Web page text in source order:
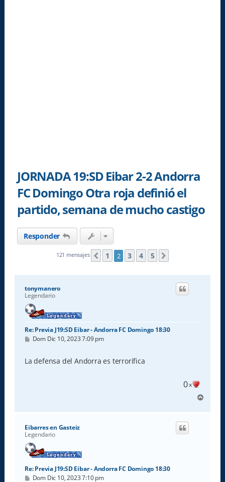
JORNADA 19:SD Eibar 2-2 Andorra
FC Domingo Otra roja definió el
partido, semana de mucho castigo
Responder
121 mensajes Anterior
1 2 3 4 5
tonymanero
Legendario
Re: Previa J19:SD Eibar - Andorra FC Domingo 18:30
M
s
a
Dom Dic 10, 2023 7:09 pm
La defensa del Andorra es terrorífica
0x
r
Eibarres en Gasteiz
Legendario
Re: Previa J19:SD Eibar - Andorra FC Domingo 18:30
M
Dom Dic 10, 2023 7:10 pm